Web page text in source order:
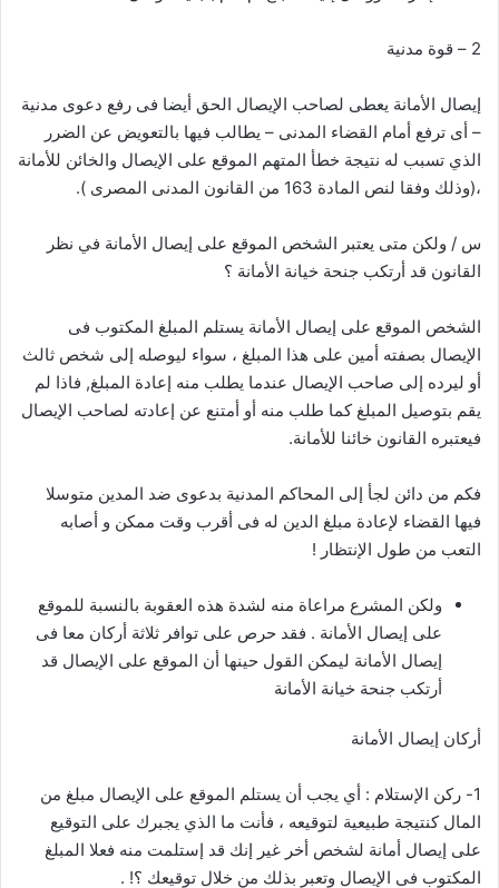
2 – قوة مدنية
إيصال الأمانة يعطى لصاحب الإيصال الحق أيضا فى رفع دعوى مدنية
– أى ترفع أمام القضاء المدنى – يطالب فيها بالتعويض عن الضرر
الذي تسبب له نتيجة خطأ المتهم الموقع على الإيصال والخائن للأمانة
،(وذلك وفقا لنص المادة 163 من القانون المدنى المصرى ).
س / ولكن متى يعتبر الشخص الموقع على إيصال الأمانة في نظر
القانون قد أرتكب جنحة خيانة الأمانة ؟
الشخص الموقع على إيصال الأمانة يستلم المبلغ المكتوب فى
الإيصال بصفته أمين على هذا المبلغ ، سواء ليوصله إلى شخص ثالث
أو ليرده إلى صاحب الإيصال عندما يطلب منه إعادة المبلغ, فاذا لم
يقم بتوصيل المبلغ كما طلب منه أو أمتنع عن إعادته لصاحب الإيصال
فيعتبره القانون خائنا للأمانة.
فكم من دائن لجأ إلى المحاكم المدنية بدعوى ضد المدين متوسلا
فيها القضاء لإعادة مبلغ الدين له فى أقرب وقت ممكن و أصابه
التعب من طول الإنتظار !
ولكن المشرع مراعاة منه لشدة هذه العقوبة بالنسبة للموقع
على إيصال الأمانة . فقد حرص على توافر ثلاثة أركان معا فى
إيصال الأمانة ليمكن القول حينها أن الموقع على الإيصال قد
أرتكب جنحة خيانة الأمانة
أركان إيصال الأمانة
1- ركن الإستلام : أي يجب أن يستلم الموقع على الإيصال مبلغ من
المال كنتيجة طبيعية لتوقيعه ، فأنت ما الذي يجبرك على التوقيع
على إيصال أمانة لشخص أخر غير إنك قد إستلمت منه فعلا المبلغ
المكتوب فى الإيصال وتعبر بذلك من خلال توقيعك ؟! .